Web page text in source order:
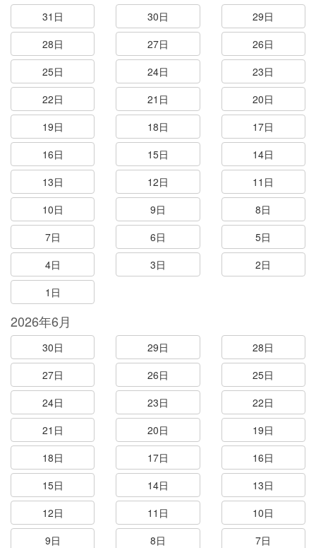
31日 30日
29日
28日
27日
26日
25日
24日
23日
22日
21日
20日
19日
18日
17日
16日
15日
14日
13日
12日
11日
10日
9日
8日
7日
6日
5日
4日
3日
2日
1日
2026年6月
30日 29日
28日
27日
26日
25日
24日
23日
22日
21日
20日
19日
18日
17日
16日
15日
14日
13日
12日
11日
10日
9日
8日
7日